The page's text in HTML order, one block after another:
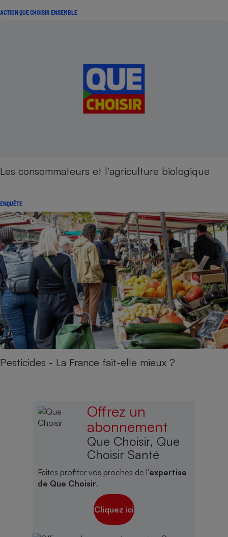
ACTION QUE CHOISIR ENSEMBLE
Les consommateurs et l'agriculture biologique
ENQUÊTE
Pesticides - La France fait-elle mieux ?
Offrez un
abonnement
Que Choisir, Que
Choisir Santé
Faites profiter vos proches de l'expertise
de Que Choisir.
Cliquez ici